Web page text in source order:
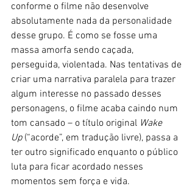
conforme o filme não desenvolve
absolutamente nada da personalidade
desse grupo. É como se fosse uma
massa amorfa sendo caçada,
perseguida, violentada. Nas tentativas de
criar uma narrativa paralela para trazer
algum interesse no passado desses
personagens, o filme acaba caindo num
tom cansado – o título original Wake
Up (“acorde”, em tradução livre), passa a
ter outro significado enquanto o público
luta para ficar acordado nesses
momentos sem força e vida.